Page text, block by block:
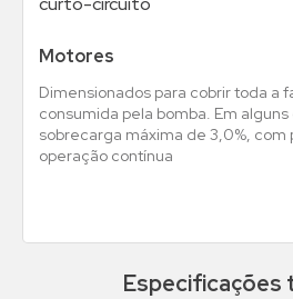
Motores
Dimensionados para cobrir toda a
consumida pela bomba. Em
sobrecarga máxima de 3,0%, com
operação contínua
Especificações